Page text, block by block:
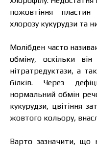
пожовтіння
хлорозу кукурудзи та
Молібден часто
обміну, оскільки
нітратредуктази, а
білків. Через
нормальний обмін
кукурудзи, цвітіння
жовтого кольору,
Варто зазначити, що